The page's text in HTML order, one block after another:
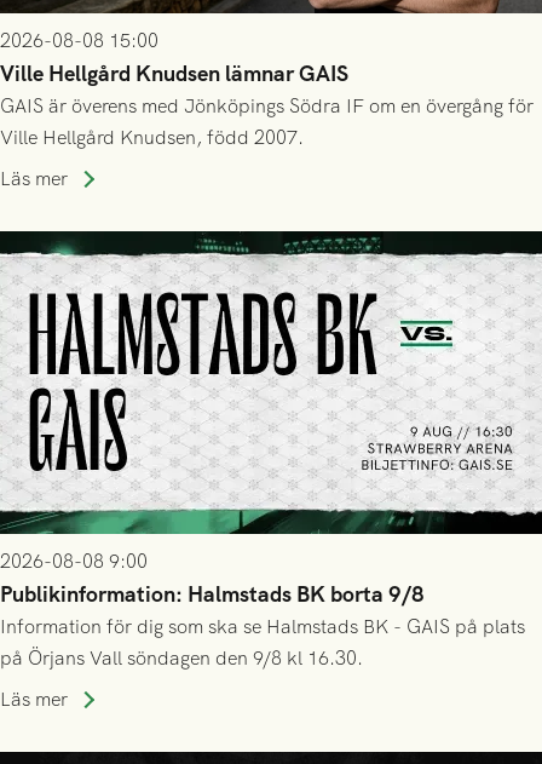
2026-08-08 15:00
Ville Hellgård Knudsen lämnar GAIS
GAIS är överens med Jönköpings Södra IF om en övergång för
Ville Hellgård Knudsen, född 2007.
Läs mer
2026-08-08 9:00
Publikinformation: Halmstads BK borta 9/8
Information för dig som ska se Halmstads BK - GAIS på plats
på Örjans Vall söndagen den 9/8 kl 16.30.
Läs mer